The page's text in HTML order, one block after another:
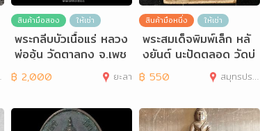
สินค้ามือสอง ให้เช่า
พระกลีบบัวเนื้อแร่ หลวง
พ่ออุ้น วัดตาลกง จ.เพช
รบุรี
฿ 2,000 ยะลา
สินค้ามือหนึ่ง ให้เช่า
พระสมเด็จพิมพ์เล็ก หลั
งยันต์ นะปัดตลอด วัดบ่
อวิน อ.ศรีราชา จ
฿ 550 สมุทรปราการ